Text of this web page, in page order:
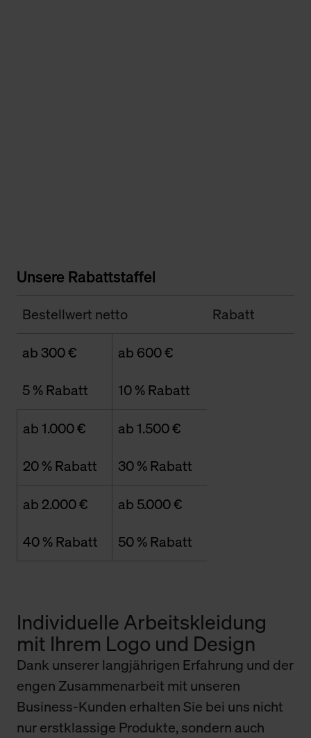
Unsere Rabattstaffel
Bestellwert netto Rabatt
ab 300 €
5 % Rabatt
ab 600 €
10 % Rabatt
ab 1.000 €
20 % Rabatt
ab 1.500 €
30 % Rabatt
ab 2.000 €
40 % Rabatt
ab 5.000 €
50 % Rabatt
Individuelle Arbeitskleidung
mit Ihrem Logo und Design
Dank unserer langjährigen Erfahrung und der
engen Zusammenarbeit mit unseren
Business-Kunden erhalten Sie bei uns nicht
nur erstklassige Produkte, sondern auch